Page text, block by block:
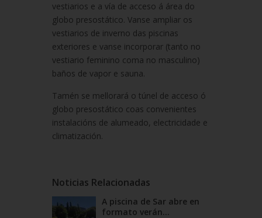
vestiarios e a vía de acceso á área do
globo presostático. Vanse ampliar os
vestiarios de inverno das piscinas
exteriores e vanse incorporar (tanto no
vestiario feminino coma no masculino)
baños de vapor e sauna.
Tamén se mellorará o túnel de acceso ó
globo presostático coas convenientes
instalacións de alumeado, electricidade e
climatización.
Noticias Relacionadas
A piscina de Sar abre en
formato verán...